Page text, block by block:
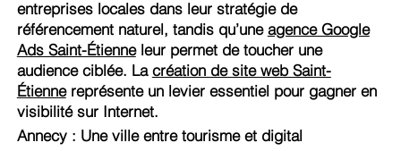
entreprises locales dans leur stratégie de
référencement naturel, tandis qu’uneagence Google
Ads Saint-Étienneleur permet de toucher une
audience ciblée. Lacréation de site web Saint-
Étiennereprésente un levier essentiel pour gagner en
visibilité sur Internet.
Annecy : Une ville entre tourisme et digital